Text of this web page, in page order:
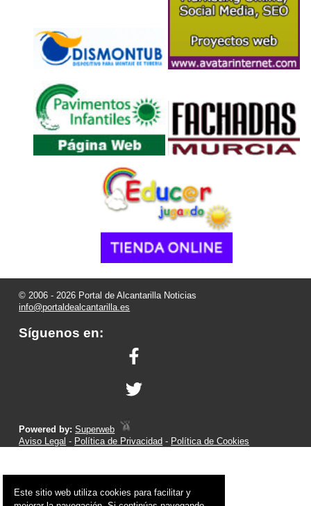
© 2006 - 2026 Portal de Alcantarilla Noticias
info@portaldealcantarilla.es
Síguenos en:
Powered by:Superweb
Aviso Legal - Política de Privacidad - Política de Cookies
Este sitio web utiliza cookies para facilitar y